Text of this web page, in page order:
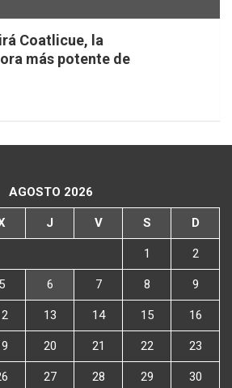
Coatlicue, la
más potente de
AGOSTO 2026
J V S D
1 2
5 6 7 8 9
13 14 15 16
20 21 22 23
27 28 29 30